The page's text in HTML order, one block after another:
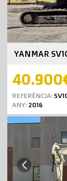
YANMAR
REFERÈNCIA:
ANY: 2016
Previous